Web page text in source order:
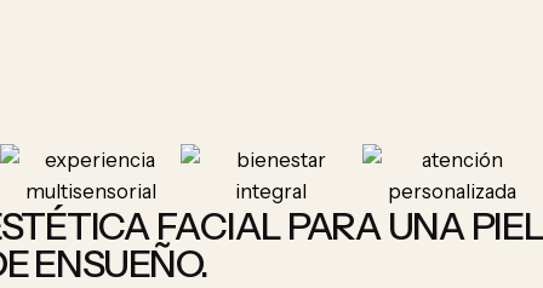
FACIAL PARA UNA PIEL
ENSUEÑO.